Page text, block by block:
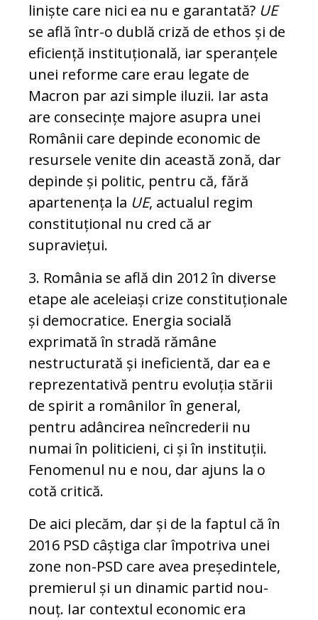
liniște care nici ea nu e garantată? UE
se află într-o dublă criză de ethos și de
eficiență instituțională, iar speranțele
unei reforme care erau legate de
Macron par azi simple iluzii. Iar asta
are consecințe majore asupra unei
Românii care depinde economic de
resursele venite din această zonă, dar
depinde și politic, pentru că, fără
apartenența la UE, actualul regim
constituțional nu cred că ar
supraviețui.
3. România se află din 2012 în diverse
etape ale aceleiași crize constituționale
și democratice. Energia socială
exprimată în stradă rămâne
nestructurată și ineficientă, dar ea e
reprezentativă pentru evoluția stării
de spirit a românilor în general,
pentru adâncirea neîncrederii nu
numai în politicieni, ci și în instituții.
Fenomenul nu e nou, dar ajuns la o
cotă critică.
De aici plecăm, dar și de la faptul că în
2016 PSD câștiga clar împotriva unei
zone non-PSD care avea președintele,
premierul și un dinamic partid nou-
nouț. Iar contextul economic era